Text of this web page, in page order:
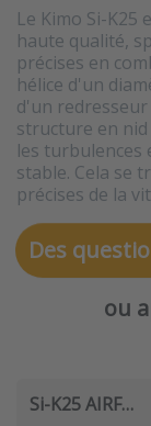
Le Kimo Si-K25
haute qualité,
précises en
hélice d'un
d'un
structure en
les
stable. Cela se
précises de la
Des
ou
Si-K25 AIRFLOW CONE